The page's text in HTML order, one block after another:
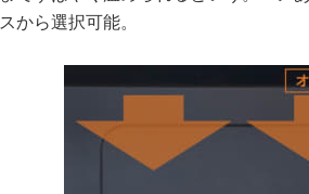
スから選択可能。